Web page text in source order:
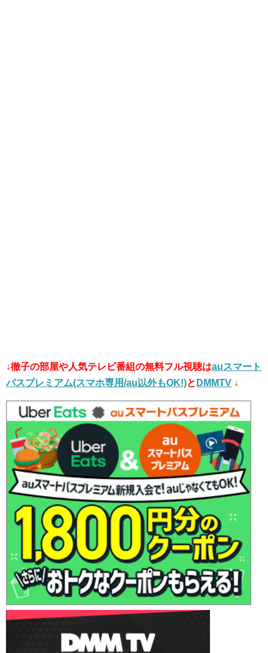
↓徹子の部屋や人気テレビ番組の無料フル視聴はauスマート
パスプレミアム(スマホ専用/au以外もOK!)と DMMTV ↓